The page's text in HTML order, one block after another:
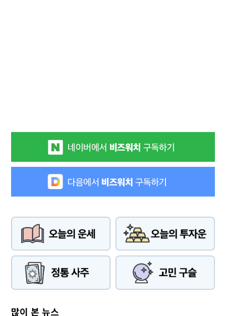
많이 본 뉴스